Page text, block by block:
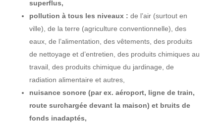
superflus,
pollution à tous les niveaux : de l’air (surtout en
ville), de la terre (agriculture conventionnelle), des
eaux, de l’alimentation, des vêtements, des produits
de nettoyage et d’entretien, des produits chimiques au
travail, des produits chimique du jardinage, de
radiation alimentaire et autres,
nuisance sonore (par ex. aéroport, ligne de train,
route surchargée devant la maison) et bruits de
fonds inadaptés,